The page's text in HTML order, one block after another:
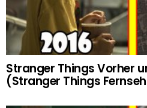
Stranger Things Vorher
(Stranger Things